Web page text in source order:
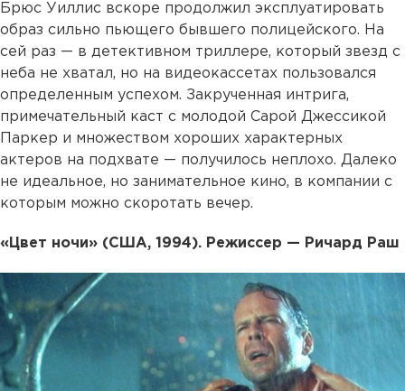
Брюс Уиллис вскоре продолжил эксплуатировать
образ сильно пьющего бывшего полицейского. На
сей раз — в детективном триллере, который звезд с
неба не хватал, но на видеокассетах пользовался
определенным успехом. Закрученная интрига,
примечательный каст с молодой Сарой Джессикой
Паркер и множеством хороших характерных
актеров на подхвате — получилось неплохо. Далеко
не идеальное, но занимательное кино, в компании с
которым можно скоротать вечер.
«Цвет ночи» (США, 1994). Режиссер — Ричард Раш